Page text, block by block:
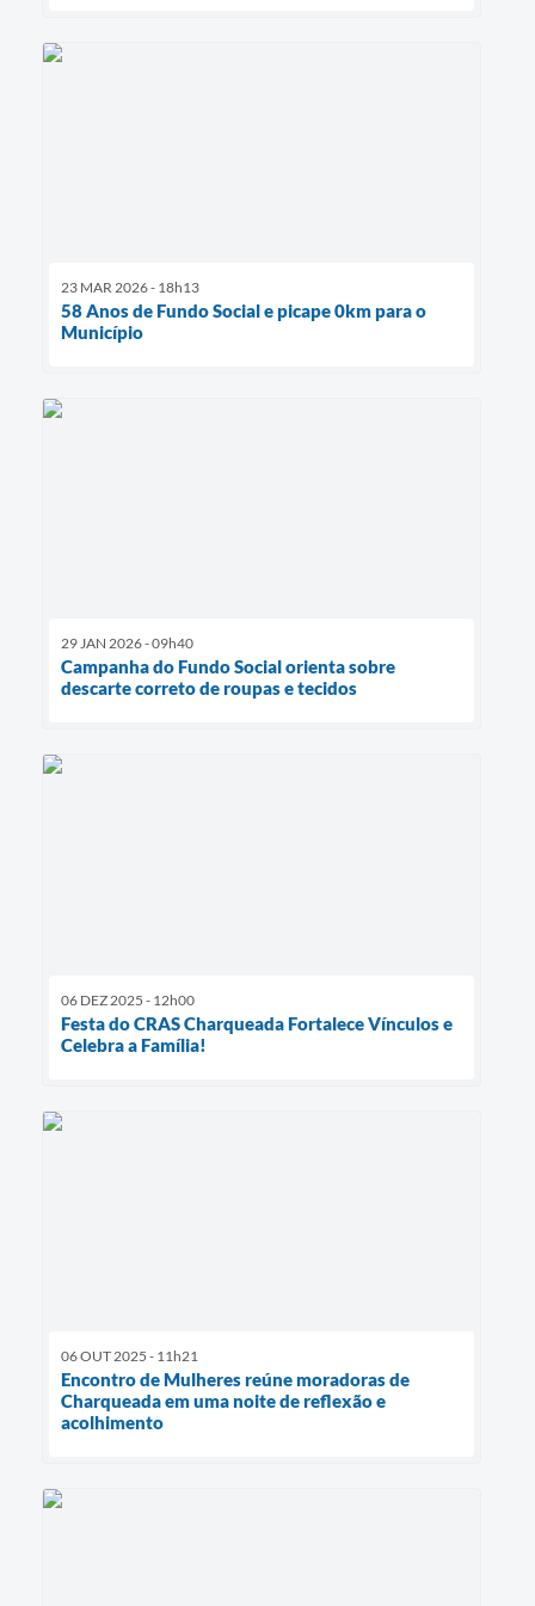
23 MAR 2026 - 18h13
58 Anos de Fundo Social e picape 0km para o
Município
29 JAN 2026 - 09h40
Campanha do Fundo Social orienta sobre
descarte correto de roupas e tecidos
06 DEZ 2025 - 12h00
Festa do CRAS Charqueada Fortalece Vínculos e
Celebra a Família!
06 OUT 2025 - 11h21
Encontro de Mulheres reúne moradoras de
Charqueada em uma noite de reflexão e
acolhimento